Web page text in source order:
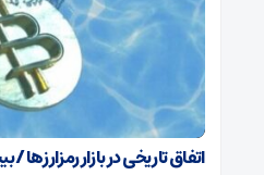
اتفاق تاریخی در بازار